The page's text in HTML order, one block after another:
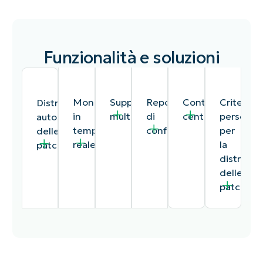
Funzionalità e soluzioni
Distribuzione
automatica
delle
patch
Monitoraggio
in
tempo
reale
Supporto
multipiattaforma
Reportistica
di
conformità
Controllo
centralizzato
Criteri
per
la
delle
patch